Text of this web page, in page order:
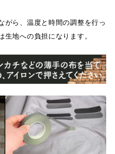
がら、温度と時間の調整を行っ
地への負担になります。